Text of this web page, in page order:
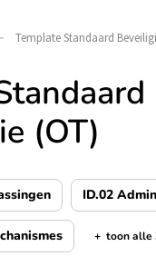
Template Standaard
(OT)
ID.02
de
+ toon alle